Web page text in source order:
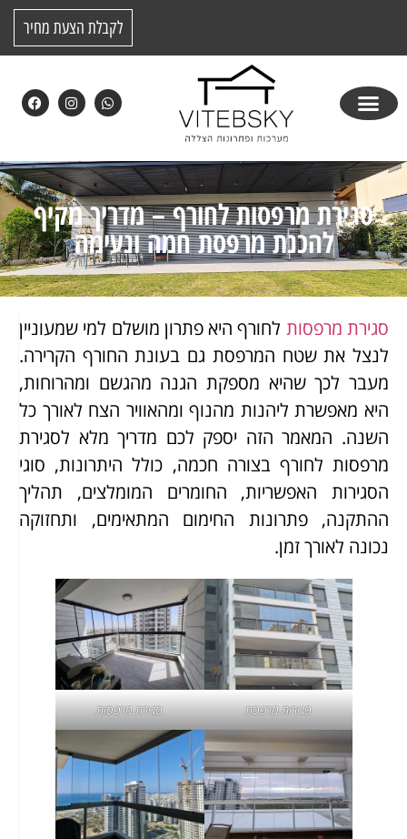
לקבלת הצעת מחיר
סגירת מרפסות לחורף – מדריך מקיף
להכנת מרפסת חמה ונעימה
סגירת מרפסות לחורף היא פתרון מושלם למי שמעוניין
לנצל את שטח המרפסת גם בעונת החורף הקרירה.
מעבר לכך שהיא מספקת הגנה מהגשם ומהרוחות,
היא מאפשרת ליהנות מהנוף ומהאוויר הצח לאורך כל
השנה. המאמר הזה יספק לכם מדריך מלא לסגירת
מרפסות לחורף בצורה חכמה, כולל היתרונות, סוגי
הסגירות האפשריות, החומרים המומלצים, תהליך
ההתקנה, פתרונות החימום המתאימים, ותחזוקה
נכונה לאורך זמן.
סגירות מרפסת סגירת מרפסות